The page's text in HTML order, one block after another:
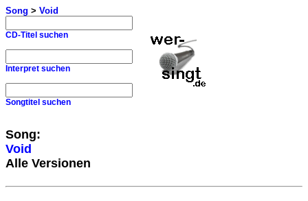
Song > Void
CD-Titel suchen
Interpret suchen
Songtitel suchen
Song:
Void
Alle Versionen